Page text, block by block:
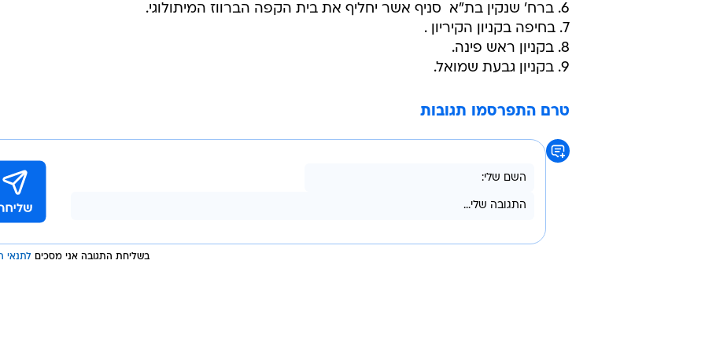
6. ברח' שנקין בת"א  סניף אשר יחליף את בית הקפה הברווז המיתולוגי.
7. בחיפה בקניון הקיריון .
8. בקניון ראש פינה.
9. בקניון גבעת שמואל.
טרם התפרסמו תגובות
בשליחת התגובה אני מסכים לתנאי